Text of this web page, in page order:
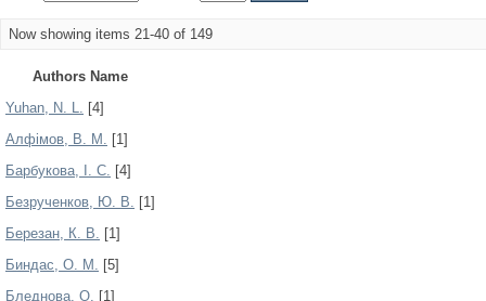
Now showing items 21-40 of 149
Authors Name
Yuhan, N. L. [4]
Алфімов, В. М. [1]
Барбукова, І. С. [4]
Безрученков, Ю. В. [1]
Березан, К. В. [1]
Биндас, О. М. [5]
Бледнова, О. [1]